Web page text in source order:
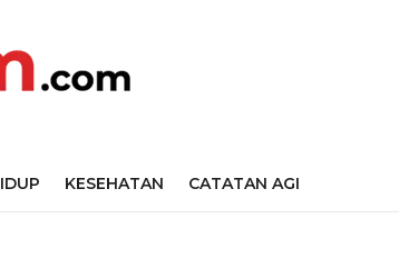
KESEHATAN CATATAN AGI